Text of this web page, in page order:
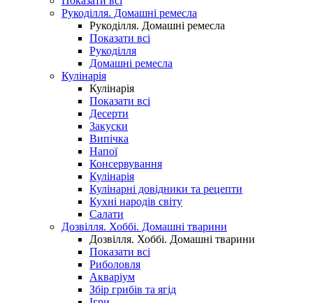
Рукоділля. Домашні ремесла
Рукоділля. Домашні ремесла
Показати всі
Рукоділля
Домашні ремесла
Кулінарія
Кулінарія
Показати всі
Десерти
Закуски
Випічка
Напої
Консервування
Кулінарія
Кулінарні довідники та рецепти
Кухні народів світу
Салати
Дозвілля. Хоббі. Домашні тварини
Дозвілля. Хоббі. Домашні тварини
Показати всі
Риболовля
Акваріум
Збір грибів та ягід